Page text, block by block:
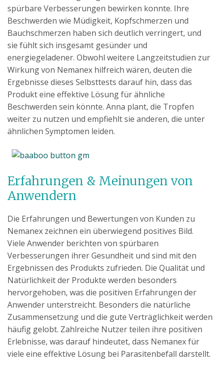
spürbare Verbesserungen bewirken konnte. Ihre
Beschwerden wie Müdigkeit, Kopfschmerzen und
Bauchschmerzen haben sich deutlich verringert, und
sie fühlt sich insgesamt gesünder und
energiegeladener. Obwohl weitere Langzeitstudien zur
Wirkung von Nemanex hilfreich wären, deuten die
Ergebnisse dieses Selbsttests darauf hin, dass das
Produkt eine effektive Lösung für ähnliche
Beschwerden sein könnte. Anna plant, die Tropfen
weiter zu nutzen und empfiehlt sie anderen, die unter
ähnlichen Symptomen leiden.
Erfahrungen & Meinungen von
Anwendern
Die Erfahrungen und Bewertungen von Kunden zu
Nemanex zeichnen ein überwiegend positives Bild.
Viele Anwender berichten von spürbaren
Verbesserungen ihrer Gesundheit und sind mit den
Ergebnissen des Produkts zufrieden. Die Qualität und
Natürlichkeit der Produkte werden besonders
hervorgehoben, was die positiven Erfahrungen der
Anwender unterstreicht. Besonders die natürliche
Zusammensetzung und die gute Verträglichkeit werden
häufig gelobt. Zahlreiche Nutzer teilen ihre positiven
Erlebnisse, was darauf hindeutet, dass Nemanex für
viele eine effektive Lösung bei Parasitenbefall darstellt.